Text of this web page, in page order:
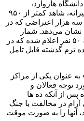
هاروارد،
دانشگاه‌های آمریکا در پی اقدام‌های سختگیرانه، شاهد کمتر از ۹۵۰
سه هزار اعتراضی که در
نشان می‌دهد. شمار
دستگیرشدگان در سال جاری نیز نزدیک به ۵۰ نفر اعلام شده که در
ترم گذشته قابل تامل
به عنوان یکی از مراکز
توجه فعالان و
پس از آنکه ده ها
در مخالفت با جنگ
آنها را به صورت موقت